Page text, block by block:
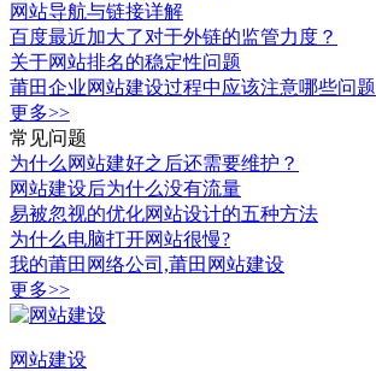
网站导航与链接详解
百度最近加大了对于外链的监管力度？
关于网站排名的稳定性问题
莆田企业网站建设过程中应该注意哪些问题
更多>>
常见问题
为什么网站建好之后还需要维护？
网站建设后为什么没有流量
易被忽视的优化网站设计的五种方法
为什么电脑打开网站很慢?
我的莆田网络公司,莆田网站建设
更多>>
网站建设